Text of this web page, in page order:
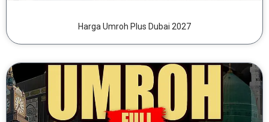
Harga Umroh Plus Dubai 2027